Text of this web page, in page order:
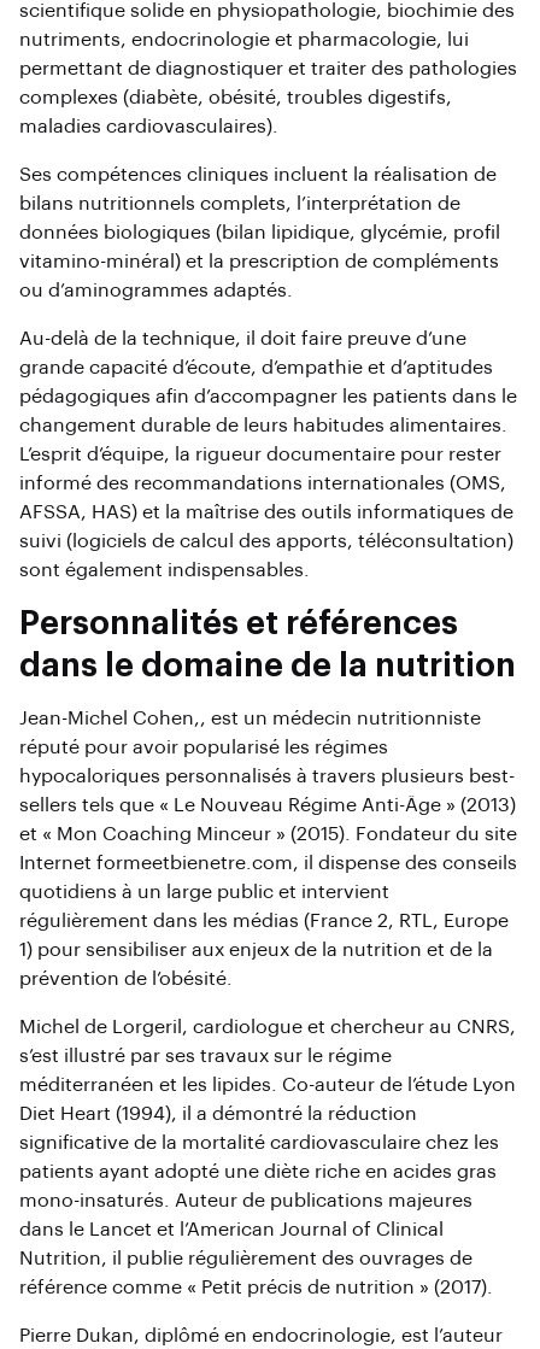
scientifique solide en physiopathologie, biochimie des
nutriments, endocrinologie et pharmacologie, lui
permettant de diagnostiquer et traiter des pathologies
complexes (diabète, obésité, troubles digestifs,
maladies cardiovasculaires).
Ses compétences cliniques incluent la réalisation de
bilans nutritionnels complets, l’interprétation de
données biologiques (bilan lipidique, glycémie, profil
vitamino-minéral) et la prescription de compléments
ou d’aminogrammes adaptés.
Au-delà de la technique, il doit faire preuve d’une
grande capacité d’écoute, d’empathie et d’aptitudes
pédagogiques afin d’accompagner les patients dans le
changement durable de leurs habitudes alimentaires.
L’esprit d’équipe, la rigueur documentaire pour rester
informé des recommandations internationales (OMS,
AFSSA, HAS) et la maîtrise des outils informatiques de
suivi (logiciels de calcul des apports, téléconsultation)
sont également indispensables.
Personnalités et références
dans le domaine de la nutrition
Jean-Michel Cohen,, est un médecin nutritionniste
réputé pour avoir popularisé les régimes
hypocaloriques personnalisés à travers plusieurs best-
sellers tels que « Le Nouveau Régime Anti-Âge » (2013)
et « Mon Coaching Minceur » (2015). Fondateur du site
Internet formeetbienetre.com, il dispense des conseils
quotidiens à un large public et intervient
régulièrement dans les médias (France 2, RTL, Europe
1) pour sensibiliser aux enjeux de la nutrition et de la
prévention de l’obésité.
Michel de Lorgeril, cardiologue et chercheur au CNRS,
s’est illustré par ses travaux sur le régime
méditerranéen et les lipides. Co-auteur de l’étude Lyon
Diet Heart (1994), il a démontré la réduction
significative de la mortalité cardiovasculaire chez les
patients ayant adopté une diète riche en acides gras
mono-insaturés. Auteur de publications majeures
dans le Lancet et l’American Journal of Clinical
Nutrition, il publie régulièrement des ouvrages de
référence comme « Petit précis de nutrition » (2017).
Pierre Dukan, diplômé en endocrinologie, est l’auteur